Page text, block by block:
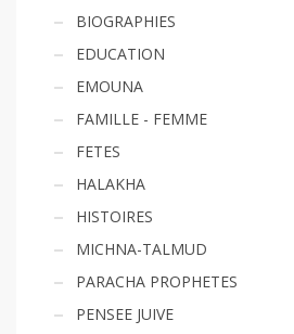
BIOGRAPHIES
EDUCATION
EMOUNA
FAMILLE - FEMME
FETES
HALAKHA
HISTOIRES
MICHNA-TALMUD
PARACHA PROPHETES
PENSEE JUIVE